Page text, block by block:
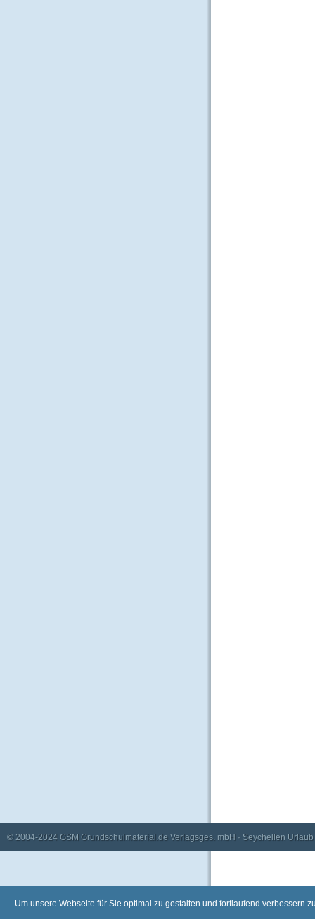
© 2004-2024 GSM Grundschulmaterial.de Verlagsges. mbH · Seychellen Urlaub
Um unsere Webseite für Sie optimal zu gestalten und fortlaufend verbessern